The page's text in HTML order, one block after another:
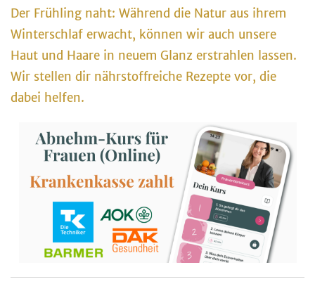
Der Frühling naht: Während die Natur aus ihrem
Winterschlaf erwacht, können wir auch unsere
Haut und Haare in neuem Glanz erstrahlen lassen.
Wir stellen dir nährstoffreiche Rezepte vor, die
dabei helfen.